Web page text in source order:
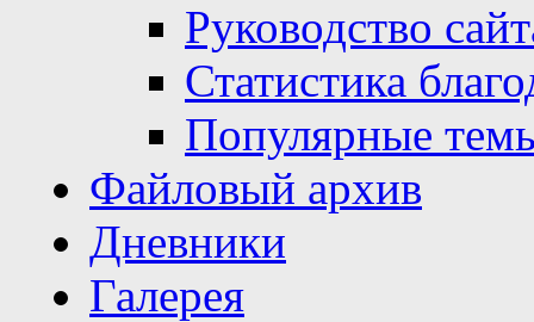
Руководство
Статистика
Популярные
Файловый архив
Дневники
Галерея